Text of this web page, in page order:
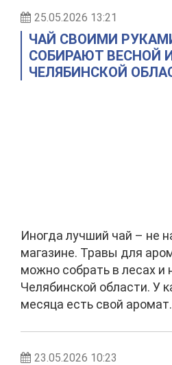
25.05.2026 13:21
ЧАЙ СВОИМИ
СОБИРАЮТ ВЕСНОЙ
ЧЕЛЯБИНСКОЙ
Иногда лучший чай – не
магазине. Травы для
можно собрать в лесах и
Челябинской области. У
месяца есть свой аромат.
23.05.2026 10:23